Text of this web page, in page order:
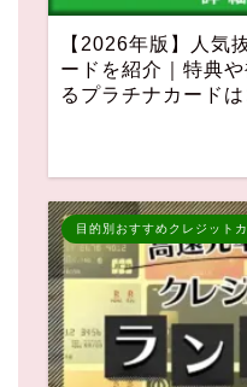
【2026年版】人気
ードを紹介｜特典
るプラチナカードは
目的別おすすめクレジット